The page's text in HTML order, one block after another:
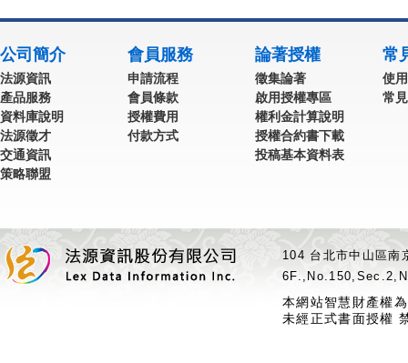
公司簡介
法源資訊
產品服務
資料庫說明
法源徵才
交通資訊
策略聯盟
會員服務
申請流程
會員條款
授權費用
付款方式
論著授權
徵集論著
啟用授權專區
權利金計算說明
授權合約書下載
投稿基本資料表
常
使
常
104 台北市中山區
本網站智慧財產權
未經正式書面授權